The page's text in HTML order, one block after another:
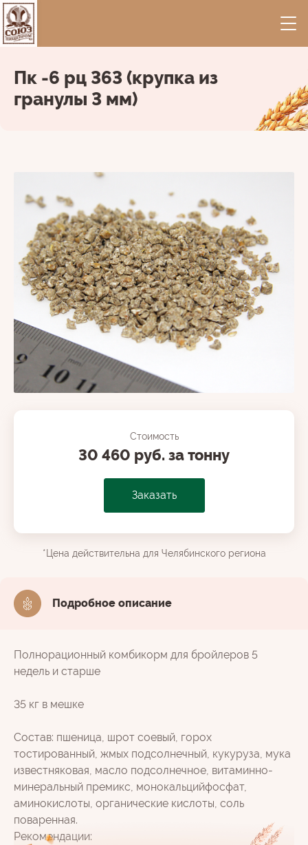
Пк -6 рц 363 (крупка из
гранулы 3 мм)
Стоимость
30 460 руб. за тонну
Заказать
*Цена действительна для Челябинского региона
Подробное описание
Полнорационный комбикорм для бройлеров 5
недель и старше
35 кг в мешке
Состав: пшеница, шрот соевый, горох
тостированный, жмых подсолнечный, кукуруза, мука
известняковая, масло подсолнечное, витаминно-
минеральный премикс, монокальцийфосфат,
аминокислоты, органические кислоты, соль
поваренная.
Рекомендации: